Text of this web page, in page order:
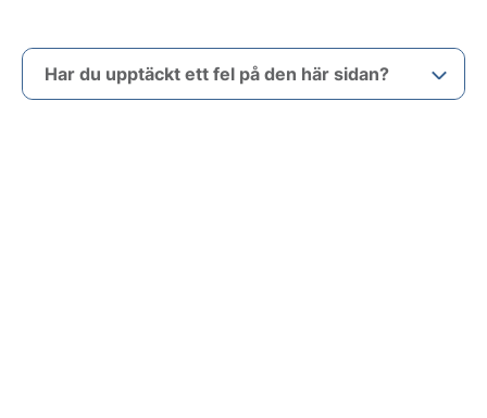
Har du upptäckt ett fel på den här sidan?